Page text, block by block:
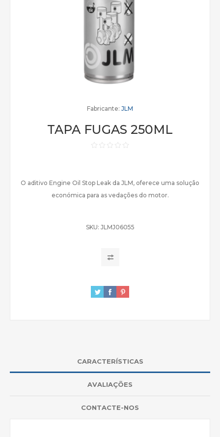
Fabricante: JLM
TAPA FUGAS 250ML
O aditivo Engine Oil Stop Leak da JLM, oferece uma solução
económica para as vedações do motor.
SKU: JLMJ06055
CARACTERÍSTICAS
AVALIAÇÕES
CONTACTE-NOS